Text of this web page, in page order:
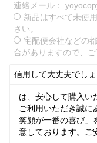
連絡メール：
新品はすべて未使
さい。
宅配便会社などの
合がありますので、ご
信用して大丈夫でしょ
は、安心して購入い
ご利用いただき誠に
笑顔が一番の喜び」
意しております。ご